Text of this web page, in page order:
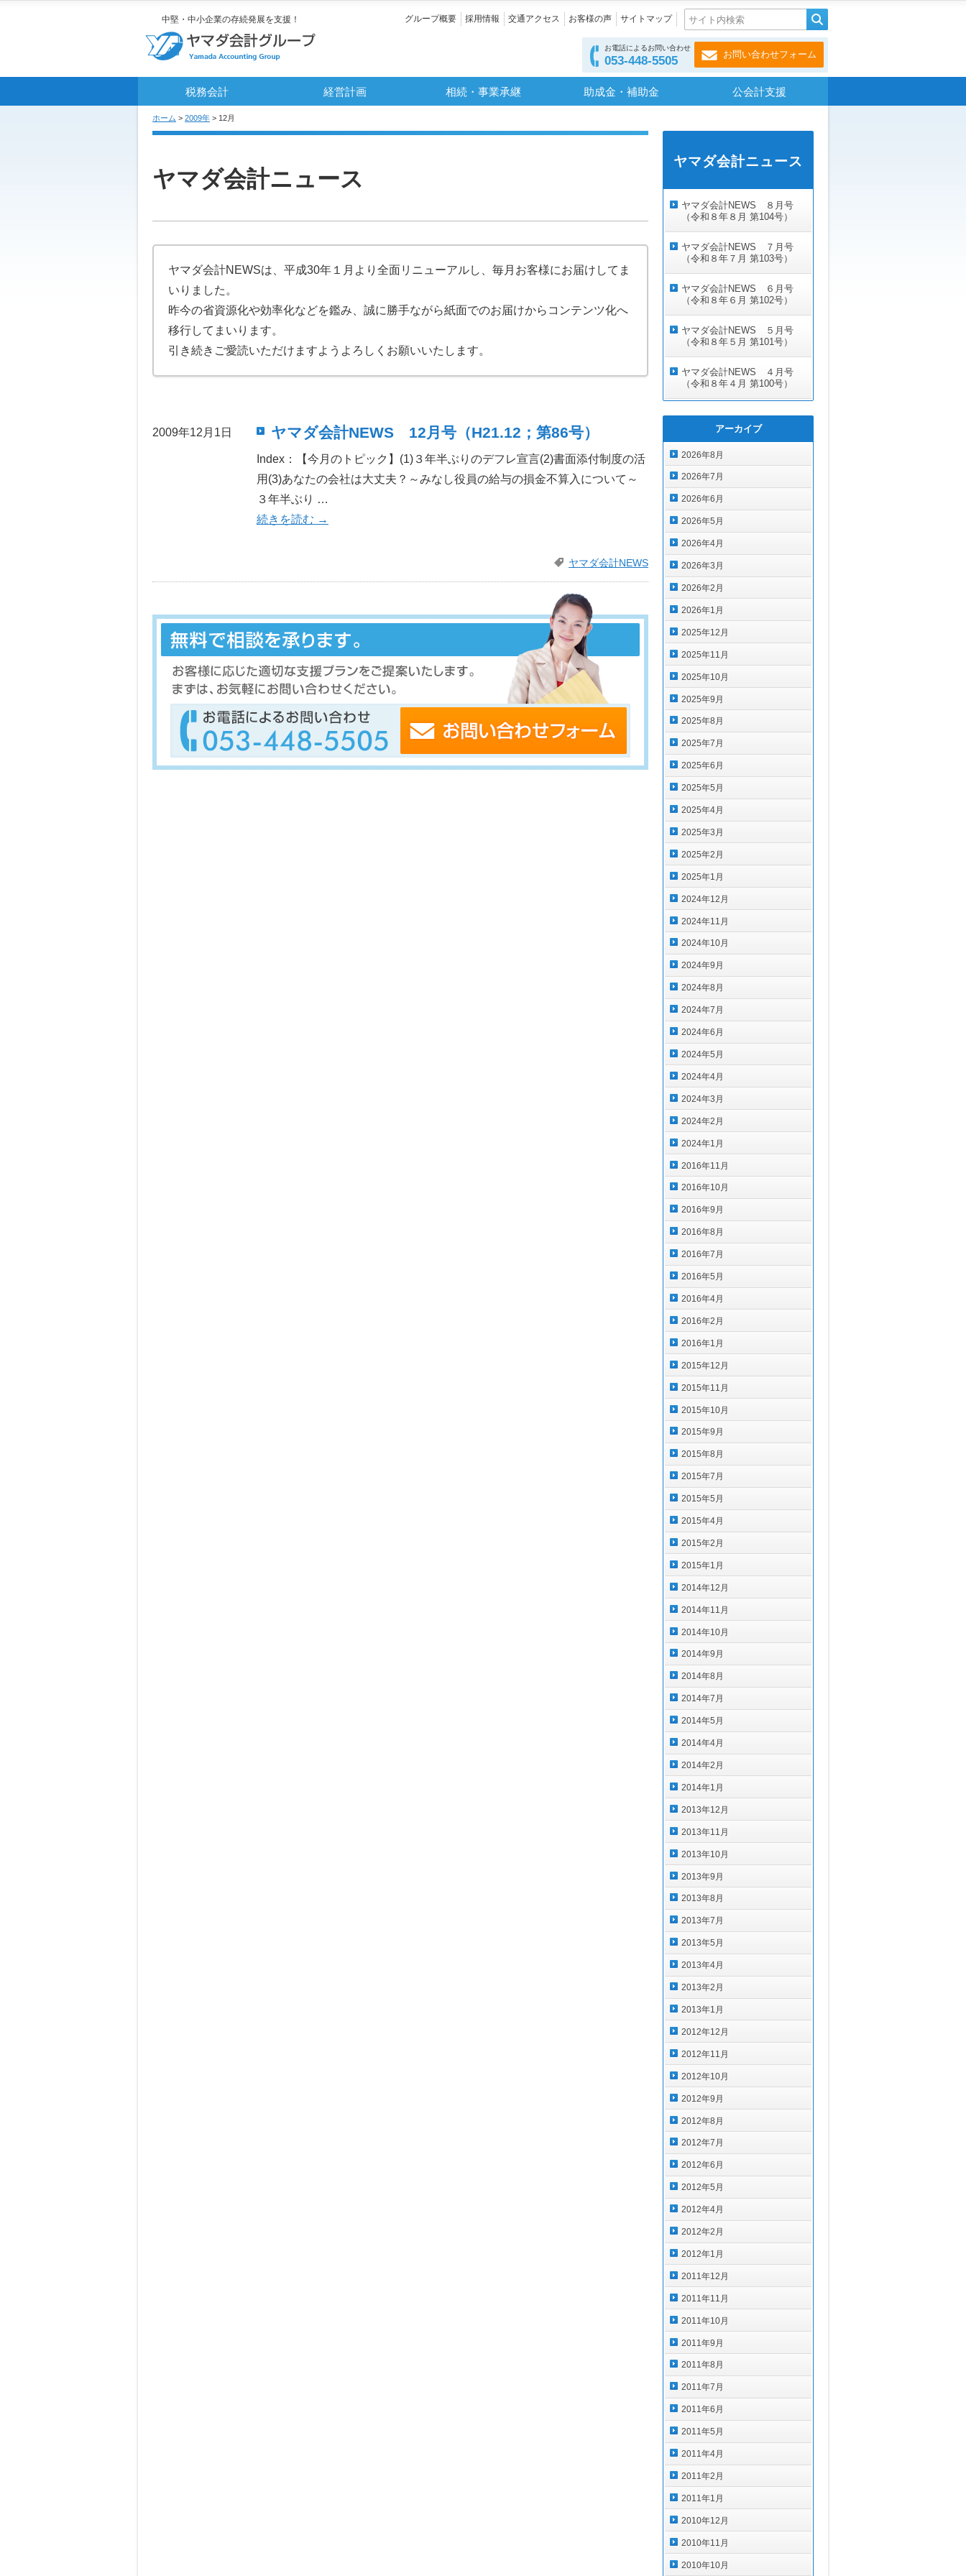
中堅・中小企業の存続発展を支援！ グループ概要 採用情報 交通アクセス お客様の声 サイトマップ
お電話によるお問い合わせ
053-448-5505 お問い合わせフォーム
税務会計 経営計画 相続・事業承継 助成金・補助金 公会計支援
ホーム > 2009年 > 12月
ヤマダ会計ニュース
ヤマダ会計NEWSは、平成30年１月より全面リニューアルし、毎月お客様にお届けしてま
いりました。
昨今の省資源化や効率化などを鑑み、誠に勝手ながら紙面でのお届けからコンテンツ化へ
移行してまいります。
引き続きご愛読いただけますようよろしくお願いいたします。
2009年12月1日 ヤマダ会計NEWS 12月号（H21.12；第86号）
Index：【今月のトピック】(1)３年半ぶりのデフレ宣言(2)書面添付制度の活
用(3)あなたの会社は大丈夫？～みなし役員の給与の損金不算入について～
３年半ぶり …
続きを読む →
ヤマダ会計NEWS
ヤマダ会計ニュース
ヤマダ会計NEWS ８月号
（令和８年８月 第104号）
ヤマダ会計NEWS ７月号
（令和８年７月 第103号）
ヤマダ会計NEWS ６月号
（令和８年６月 第102号）
ヤマダ会計NEWS ５月号
（令和８年５月 第101号）
ヤマダ会計NEWS ４月号
（令和８年４月 第100号）
アーカイブ
2026年8月
2026年7月
2026年6月
2026年5月
2026年4月
2026年3月
2026年2月
2026年1月
2025年12月
2025年11月
2025年10月
2025年9月
2025年8月
2025年7月
2025年6月
2025年5月
2025年4月
2025年3月
2025年2月
2025年1月
2024年12月
2024年11月
2024年10月
2024年9月
2024年8月
2024年7月
2024年6月
2024年5月
2024年4月
2024年3月
2024年2月
2024年1月
2016年11月
2016年10月
2016年9月
2016年8月
2016年7月
2016年5月
2016年4月
2016年2月
2016年1月
2015年12月
2015年11月
2015年10月
2015年9月
2015年8月
2015年7月
2015年5月
2015年4月
2015年2月
2015年1月
2014年12月
2014年11月
2014年10月
2014年9月
2014年8月
2014年7月
2014年5月
2014年4月
2014年2月
2014年1月
2013年12月
2013年11月
2013年10月
2013年9月
2013年8月
2013年7月
2013年5月
2013年4月
2013年2月
2013年1月
2012年12月
2012年11月
2012年10月
2012年9月
2012年8月
2012年7月
2012年6月
2012年5月
2012年4月
2012年2月
2012年1月
2011年12月
2011年11月
2011年10月
2011年9月
2011年8月
2011年7月
2011年6月
2011年5月
2011年4月
2011年2月
2011年1月
2010年12月
2010年11月
2010年10月